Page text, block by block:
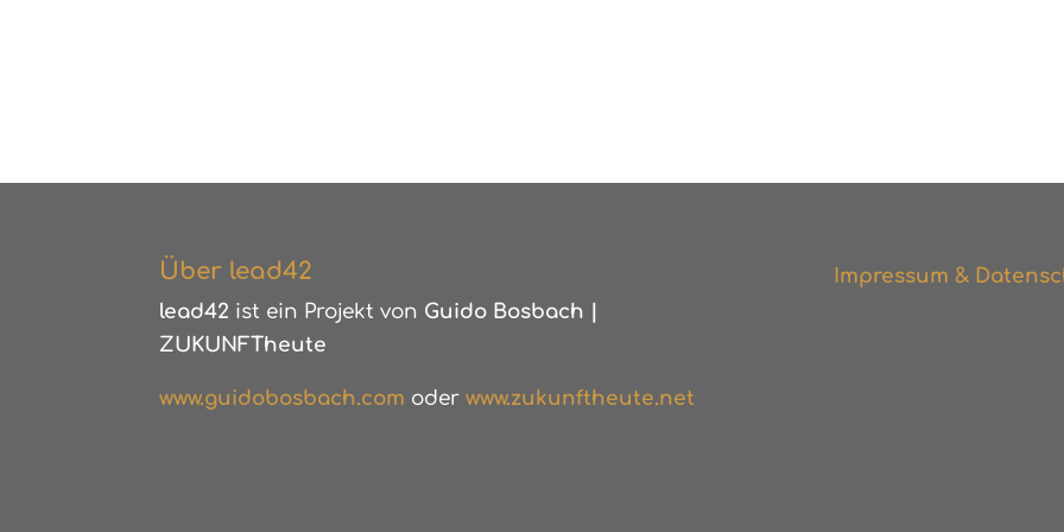
Über lead42
lead42 ist ein Projekt von Guido Bosbach |
ZUKUNFTheute
www.guidobosbach.com oder www.zukunftheute.net
Impressum &